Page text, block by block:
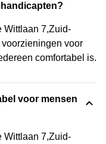
Wittlaan 7,Zuid-
voor
comfortabel is.
voor mensen
Wittlaan 7,Zuid-